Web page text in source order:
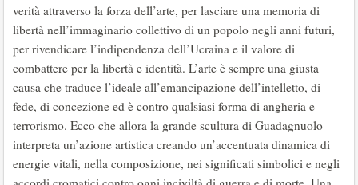
verità attraverso la forza dell’arte, per lasciare una memoria di
libertà nell’immaginario collettivo di un popolo negli anni futuri,
per rivendicare l’indipendenza dell’Ucraina e il valore di
combattere per la libertà e identità. L’arte è sempre una giusta
causa che traduce l’ideale all’emancipazione dell’intelletto, di
fede, di concezione ed è contro qualsiasi forma di angheria e
terrorismo. Ecco che allora la grande scultura di Guadagnuolo
interpreta un’azione artistica creando un’accentuata dinamica di
energie vitali, nella composizione, nei significati simbolici e negli